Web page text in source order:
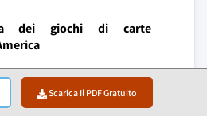
Scarica Il PDF Gratuito
dei giochi di carte
ha annunciato il “Palworld Official
in inglese. I circuiti di gioco
piu avanti nel 2026, portando a un